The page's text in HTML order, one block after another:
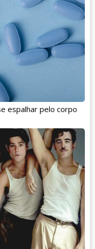
espalhar pelo corpo